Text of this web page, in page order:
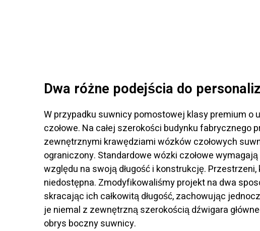
Dwa różne podejścia do
W przypadku suwnicy pomostowej klasy premium o
czołowe. Na całej szerokości budynku
zewnętrznymi krawędziami wózków czołowych
ograniczony. Standardowe wózki czołowe
względu na swoją długość i konstrukcję.
niedostępna. Zmodyfikowaliśmy projekt na dwa
skracając ich całkowitą długość, zachowując
je niemal z zewnętrzną szerokością dźwigara
obrys boczny suwnicy.